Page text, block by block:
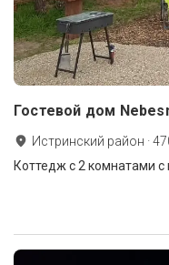
Гостевой дом
Истринский район ·
Коттедж с 2 комнатами